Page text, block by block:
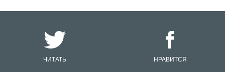
ЧИТАТЬ НРАВИТСЯ